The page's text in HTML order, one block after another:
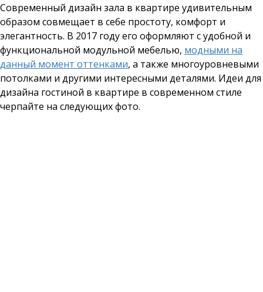
Современный дизайн зала в квартире удивительным
образом совмещает в себе простоту, комфорт и
элегантность. В 2017 году его оформляют с удобной и
функциональной модульной мебелью, модными на
данный момент оттенками, а также многоуровневыми
потолками и другими интересными деталями. Идеи для
дизайна гостиной в квартире в современном стиле
черпайте на следующих фото.